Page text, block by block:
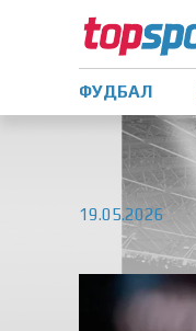
ФУДБАЛ
19.05.2026